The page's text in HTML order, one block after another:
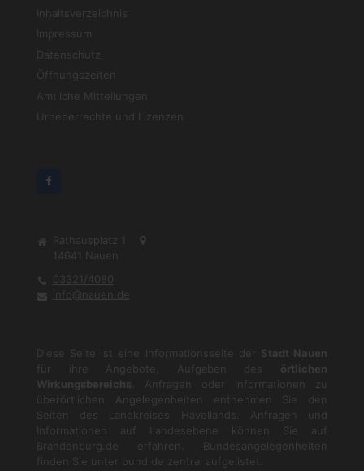
Inhaltsverzeichnis
Impressum
Datenschutz
Öffnungszeiten
Amtliche Mitteilungen
Urheberrechte und Lizenzen
Rathausplatz 1
14641
Nauen
03321/4080
info@nauen.de
Diese Seite ist eine Informationsseite der Stadt Nauen
für ihre Angebote, Aufgaben des örtlichen
Wirkungsbereichs . Anfragen oder Informationen zu
überörtlichen Angelegenheiten entnehmen Sie den
Seiten des Landkreises Havellands. Anfragen und
Informationen auf Landesebene können Sie auf
Brandenburg.de
erfahren. Bundesangelegenheiten
finden Sie unter
bund.de zentral aufgelistet.